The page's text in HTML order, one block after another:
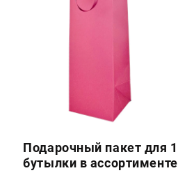
Подарочный пакет для 1
бутылки в ассортименте